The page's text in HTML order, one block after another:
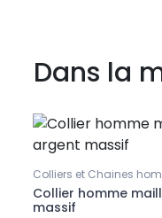
Dans la
Colliers et Chaines
Collier homme
massif